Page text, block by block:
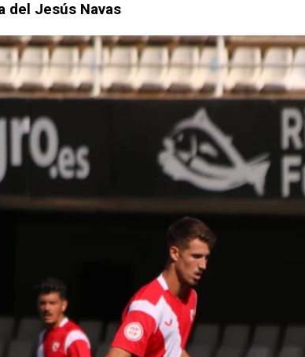
del Jesús Navas